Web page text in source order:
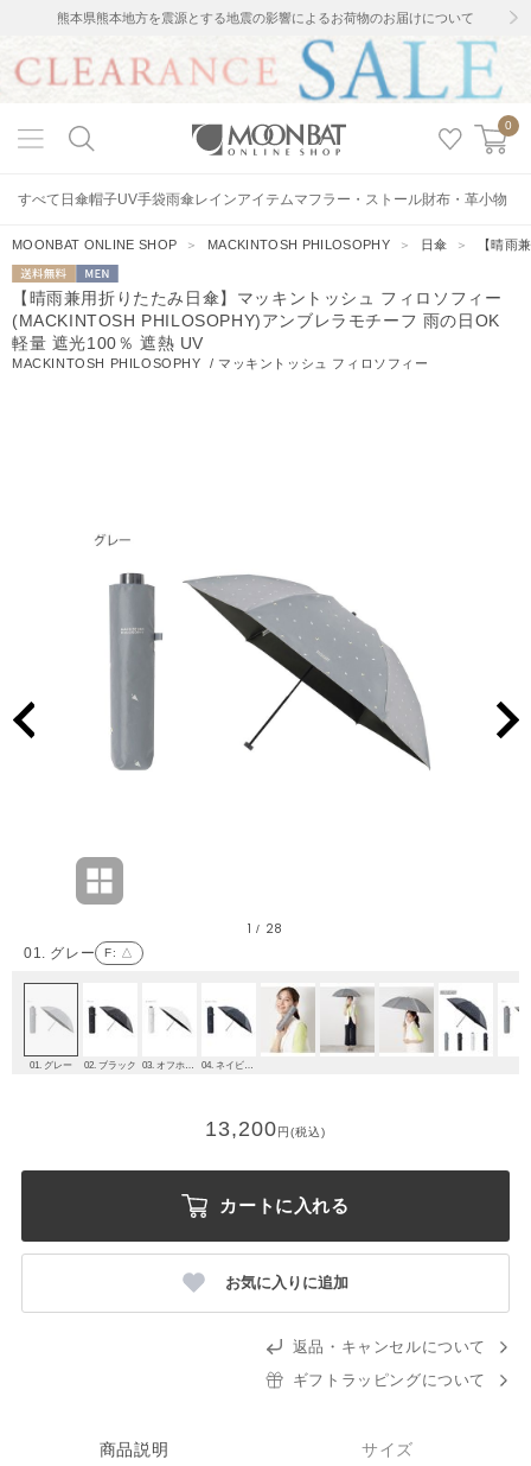
熊本県熊本地方を震源とする地震の影響によるお荷物のお届けについて
0
すべて 日傘帽子UV手袋雨傘レインアイテムマフラー・ストール財布・革小物
MOONBAT ONLINE SHOP ＞ MACKINTOSH PHILOSOPHY＞ 日傘 ＞ 【晴雨
送料無料 MEN
【晴雨兼用折りたたみ日傘】マッキントッシュ フィロソフィー
(MACKINTOSH PHILOSOPHY)アンブレラモチーフ 雨の日OK
軽量 遮光100％ 遮熱 UV
MACKINTOSH PHILOSOPHY / マッキントッシュ フィロソフィー
01. グレー F: △
1 / 28
01. グレー 02. ブラック
13,200円(税込)
カートに入れる
お気に入りに追加
返品・キャンセルについて
ギフトラッピングについて
商品説明 サイズ